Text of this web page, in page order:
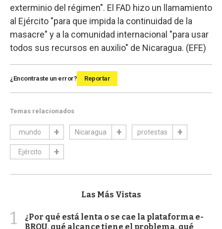
exterminio del régimen". El FAD hizo un llamamiento
al Ejército "para que impida la continuidad de la
masacre" y a la comunidad internacional "para usar
todos sus recursos en auxilio" de Nicaragua. (EFE)
¿Encontraste un error? Reportar
Temas relacionados
mundo Nicaragua protestas
Ejército
Las Más Vistas
1
¿Por qué está lenta o se cae la plataforma e-
BROU, qué alcance tiene el problema, qué